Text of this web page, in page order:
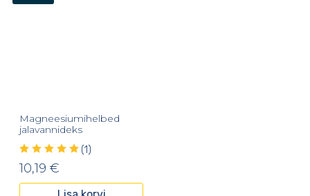
Magneesiumihelbed
jalavannideks
(1)
10,19 €